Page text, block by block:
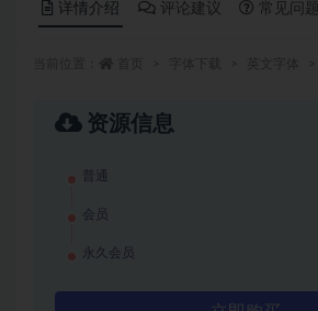
详情介绍 评论建议 常见问题
资源信息
普通
会员
永久会员